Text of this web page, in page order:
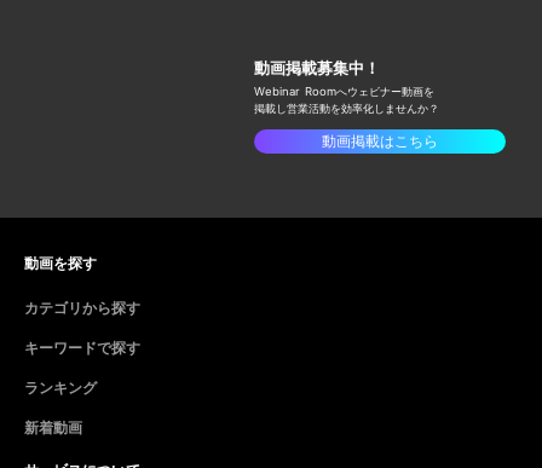
Webinar Roomへウェビナー動画を
掲載し営業活動を効率化しませんか？
動画掲載はこちら
ランキング
新着動画